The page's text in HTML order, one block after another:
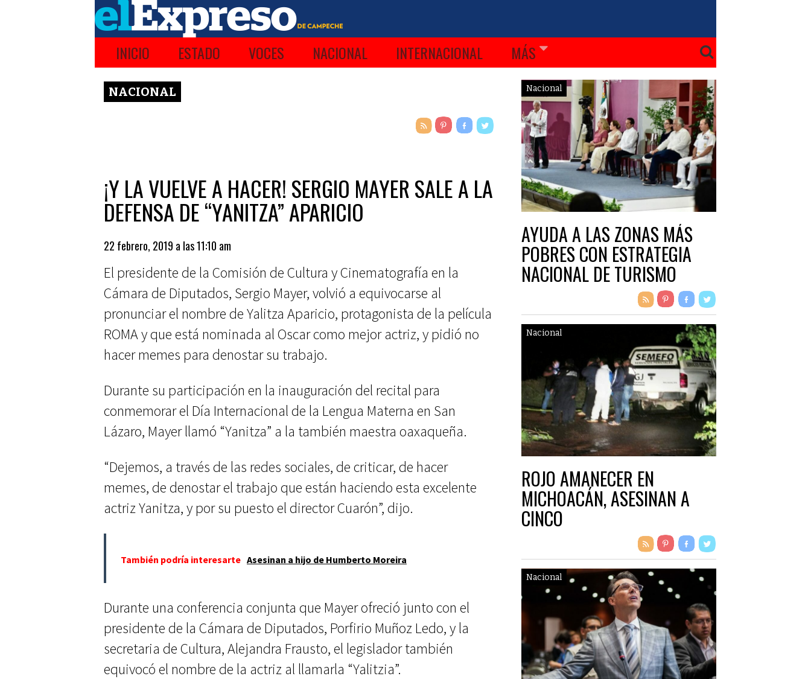
INICIO ESTADO VOCES NACIONAL INTERNACIONAL MÁS
NACIONAL
¡Y LA VUELVE A HACER! SERGIO MAYER SALE A LA
DEFENSA DE “YANITZA” APARICIO
22 febrero, 2019 a las 11:10 am
El presidente de la Comisión de Cultura y Cinematografía en la
Cámara de Diputados, Sergio Mayer, volvió a equivocarse al
pronunciar el nombre de Yalitza Aparicio, protagonista de la película
ROMA y que está nominada al Oscar como mejor actriz, y pidió no
hacer memes para denostar su trabajo.
Durante su participación en la inauguración del recital para
conmemorar el Día Internacional de la Lengua Materna en San
Lázaro, Mayer llamó “Yanitza” a la también maestra oaxaqueña.
“Dejemos, a través de las redes sociales, de criticar, de hacer
memes, de denostar el trabajo que están haciendo esta excelente
actriz Yanitza, y por su puesto el director Cuarón”, dijo.
También podría interesarte Asesinan a hijo de Humberto Moreira
Durante una conferencia conjunta que Mayer ofreció junto con el
presidente de la Cámara de Diputados, Porfirio Muñoz Ledo, y la
secretaria de Cultura, Alejandra Frausto, el legislador también
equivocó el nombre de la actriz al llamarla “Yalitzia”.
Nacional
AYUDA A LAS ZONAS MÁS
POBRES CON ESTRATEGIA
NACIONAL DE TURISMO
Nacional
ROJO AMANECER EN
MICHOACÁN, ASESINAN A
CINCO
Nacional